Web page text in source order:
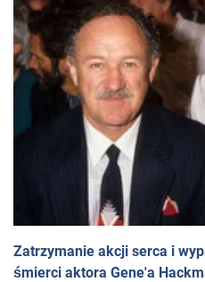
Zatrzymanie akcji serca i
śmierci aktora Gene'a